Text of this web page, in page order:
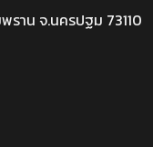
าน จ.นครปฐม 73110